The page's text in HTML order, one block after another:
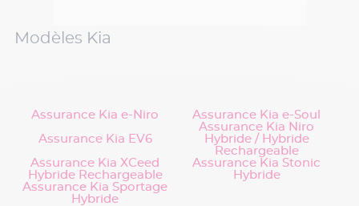
Modèles Kia
Assurance Kia e-Niro
Assurance Kia e-Soul
Assurance Kia EV6
Assurance Kia Niro
Hybride / Hybride
Rechargeable
Assurance Kia XCeed
Hybride Rechargeable
Assurance Kia Stonic
Hybride
Assurance Kia Sportage
Hybride